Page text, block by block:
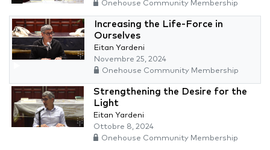
Onehouse Community Membership
Increasing the Life-Force in
Ourselves
Eitan Yardeni
Novembre 25, 2024
Onehouse Community Membership
Strengthening the Desire for the
Light
Eitan Yardeni
Ottobre 8, 2024
Onehouse Community Membership